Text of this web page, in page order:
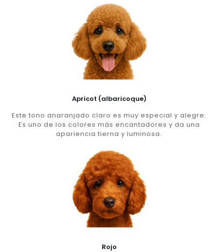
Apricot (albaricoque)
Este tono anaranjado claro es muy especial y alegre.
Es uno de los colores más encantadores y da una
apariencia tierna y luminosa.
Rojo